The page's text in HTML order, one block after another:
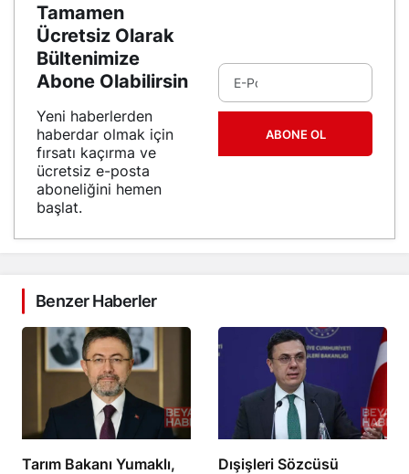
Tamamen
Ücretsiz Olarak
Bültenimize
Abone Olabilirsin
Yeni haberlerden
haberdar olmak için
fırsatı kaçırma ve
ücretsiz e-posta
aboneliğini hemen
başlat.
ABONE OL
Benzer Haberler
Tarım Bakanı Yumaklı,
Dışişleri Sözcüsü